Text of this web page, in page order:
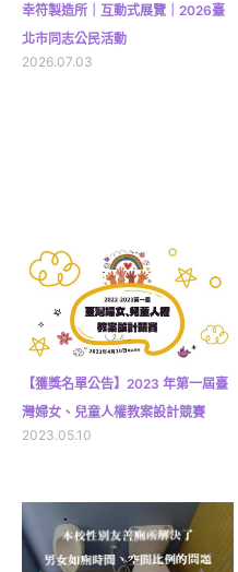
幸符製造所｜互動式展覽｜2026臺
北市同志公民活動
2026.07.03
【獲獎名單公告】2023 年第一屆臺
灣婦女、兒童人權教案設計競賽
2023.05.10